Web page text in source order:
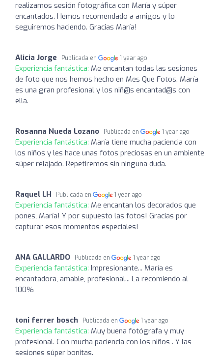
realizamos sesión fotográfica con María y súper
encantados. Hemos recomendado a amigos y lo
seguiremos haciendo. Gracias María!
Alicia Jorge Publicada en 1 year ago
Experiencia fantástica: Me encantan todas las sesiones
de foto que nos hemos hecho en Mes Que Fotos, María
es una gran profesional y los niñ@s encantad@s con
ella.
Rosanna Nueda Lozano Publicada en 1 year ago
Experiencia fantástica: María tiene mucha paciencia con
los niños y les hace unas fotos preciosas en un ambiente
súper relajado. Repetiremos sin ninguna duda.
Raquel LH Publicada en 1 year ago
Experiencia fantástica: Me encantan los decorados que
pones, María! Y por supuesto las fotos! Gracias por
capturar esos momentos especiales!
ANA GALLARDO Publicada en 1 year ago
Experiencia fantástica: Impresionante... María es
encantadora, amable, profesional... La recomiendo al
100%
toni ferrer bosch Publicada en 1 year ago
Experiencia fantástica: Muy buena fotógrafa y muy
profesional. Con mucha paciencia con los niños . Y las
sesiones súper bonitas.